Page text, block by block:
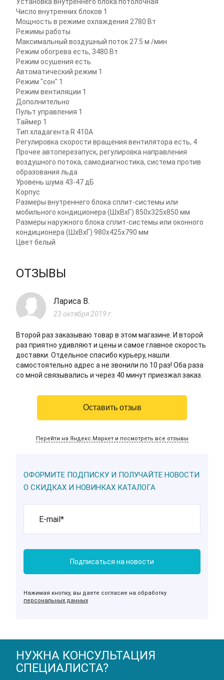
Число внутренних блоков 1
Мощность в режиме охлаждения 2780 Вт
Режимы работы
Максимальный воздушный поток 27.5 м /мин
Режим обогрева есть, 3480 Вт
Режим осушения есть
Автоматический режим 1
Режим "сон" 1
Режим вентиляции 1
Дополнительно
Пульт управления 1
Таймер 1
Тип хладагента R 410A
Регулировка скорости вращения вентилятора есть, 4
Прочее автоперезапуск, регулировка направления
воздушного потока, самодиагностика, система против
образования льда
Уровень шума 43-47 дБ
Корпус
Размеры внутреннего блока сплит-системы или
мобильного кондиционера (ШxВxГ) 850x325x850 мм
Размеры наружного блока сплит-системы или оконного
кондиционера (ШxВxГ) 980x425x790 мм
Цвет белый
ОТЗЫВЫ
Лариса В.
23 октября 2019 г.
Второй раз заказываю товар в этом магазине. И второй
раз приятно удивляют и цены и самое главное скорость
доставки. Отдельное спасибо курьеру, нашли
самостоятельно адрес а не звонили по 10 раз! Оба раза
со мной связывались и через 40 минут приезжал заказ.
Оставить отзыв
Перейти на Яндекс.Маркет и посмотреть все отзывы
ОФОРМИТЕ ПОДПИСКУ И ПОЛУЧАЙТЕ НОВОСТИ
О СКИДКАХ И НОВИНКАХ КАТАЛОГА
Нажимая кнопку, вы даете согласие на обработку
персональных данных
НУЖНА КОНСУЛЬТАЦИЯ
СПЕЦИАЛИСТА?